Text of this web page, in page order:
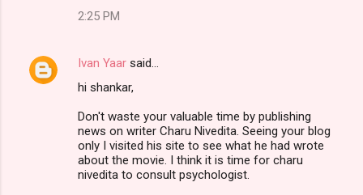
2:25 PM
Ivan Yaar said…
hi shankar,
Don't waste your valuable time by publishing
news on writer Charu Nivedita. Seeing your blog
only I visited his site to see what he had wrote
about the movie. I think it is time for charu
nivedita to consult psychologist.